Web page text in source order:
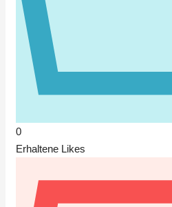
0
Erhaltene Likes